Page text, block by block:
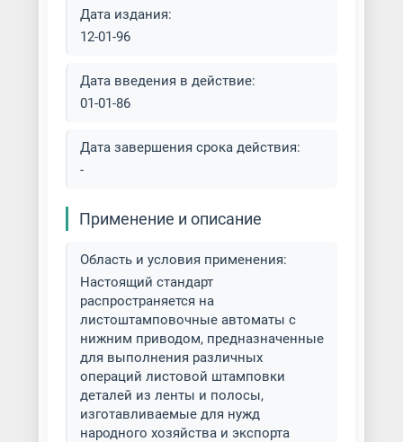
Дата издания:
12-01-96
Дата введения в действие:
01-01-86
Дата завершения срока действия:
-
Применение и описание
Область и условия применения:
Настоящий стандарт
распространяется на
листоштамповочные автоматы с
нижним приводом, предназначенные
для выполнения различных
операций листовой штамповки
деталей из ленты и полосы,
изготавливаемые для нужд
народного хозяйства и экспорта